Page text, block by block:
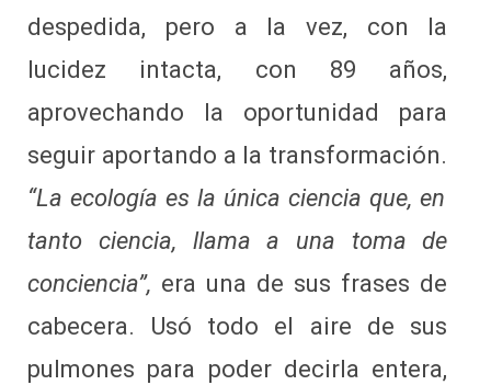
despedida, pero a la vez, con la
lucidez intacta, con 89 años,
aprovechando la oportunidad para
seguir aportando a la transformación.
“La ecología es la única ciencia que, en
tanto ciencia, llama a una toma de
conciencia”, era una de sus frases de
cabecera. Usó todo el aire de sus
pulmones para poder decirla entera,